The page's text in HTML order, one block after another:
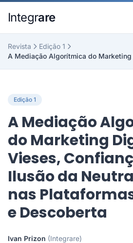
Integrare
Revista
Edição 1
Edição 1
A Mediação
do Marketing
Vieses,
Ilusão da
nas
e Descoberta
Ivan Prizon (Integrare)